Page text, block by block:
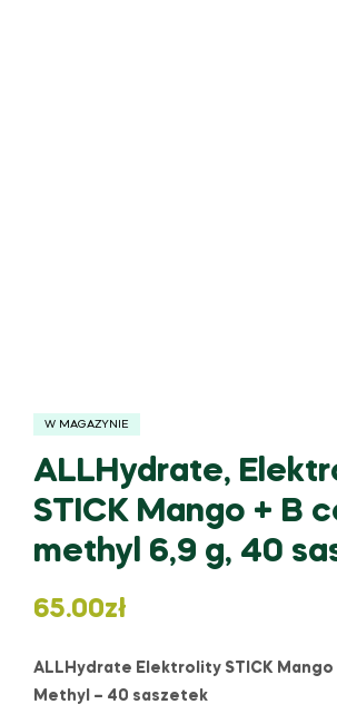
W MAGAZYNIE
ALLHydrate,
STICK Mango + B
methyl 6,9 g, 40
65.00zł
ALLHydrate Elektrolity STICK Mango
Methyl – 40 saszetek